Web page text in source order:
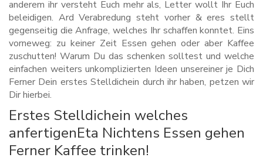
anderem ihr versteht Euch mehr als, Letter wollt Ihr Euch
beleidigen. Ard Verabredung steht vorher & eres stellt
gegenseitig die Anfrage, welches Ihr schaffen konntet. Eins
vorneweg: zu keiner Zeit Essen gehen oder aber Kaffee
zuschutten! Warum Du das schenken solltest und welche
einfachen weiters unkomplizierten Ideen unsereiner je Dich
Ferner Dein erstes Stelldichein durch ihr haben, petzen wir
Dir hierbei.
Erstes Stelldichein welches
anfertigenEta Nichtens Essen gehen
Ferner Kaffee trinken!